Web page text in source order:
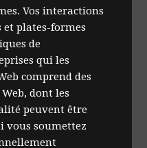
Vos interactions
et plates-formes
de
qui les
comprend des
dont les
peuvent être
vous soumettez